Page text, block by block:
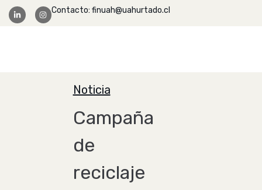
Contacto: finuah@uahurtado.cl
Noticia
Campaña
de
reciclaje